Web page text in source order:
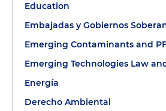
Education
Embajadas y Gobiernos
Emerging Contaminants and
Emerging Technologies Law
Energía
Derecho Ambiental